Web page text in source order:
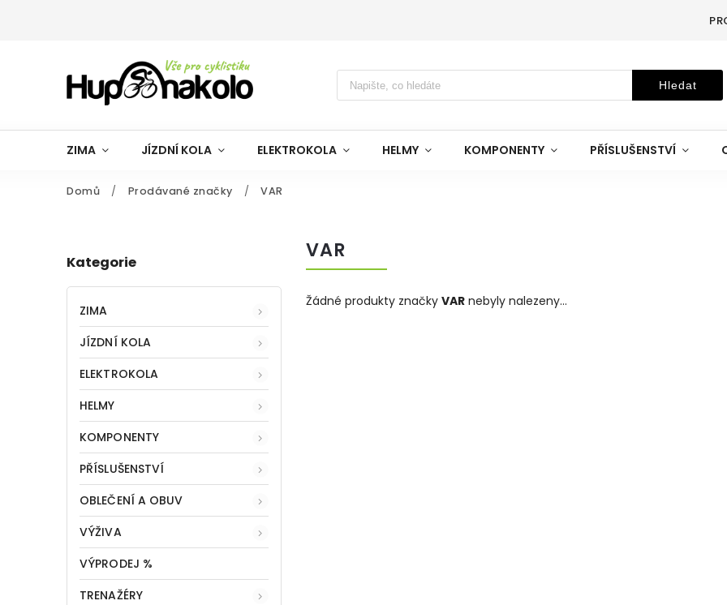
Hledat
ZIMA JÍZDNÍ KOLA ELEKTROKOLA HELMY KOMPONENTY PŘÍSLUŠENSTVÍ
Domů / Prodávané značky / VAR
Kategorie
ZIMA
JÍZDNÍ KOLA
ELEKTROKOLA
HELMY
KOMPONENTY
PŘÍSLUŠENSTVÍ
OBLEČENÍ A OBUV
VÝŽIVA
VÝPRODEJ %
TRENAŽÉRY
VAR
Žádné produkty značky VAR nebyly nalezeny...